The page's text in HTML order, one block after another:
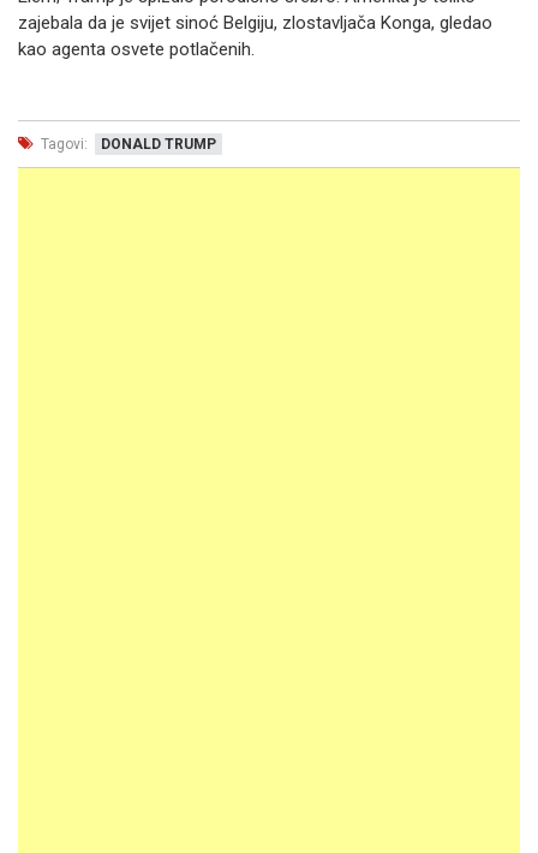
zajebala da je svijet sinoć Belgiju, zlostavljača Konga, gledao
kao agenta osvete potlačenih.
Tagovi: DONALD TRUMP